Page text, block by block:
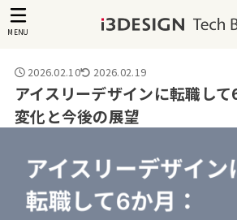
MENU
2026.02.10 2026.02.19
アイスリーデザインに転職し
変化と今後の展望